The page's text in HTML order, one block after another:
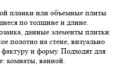
планки или объемные плиты
по толщине и длине.
данные элементы плитки
полотно на стене, визуально
и форму. Подходят для
комнаты, ванной.